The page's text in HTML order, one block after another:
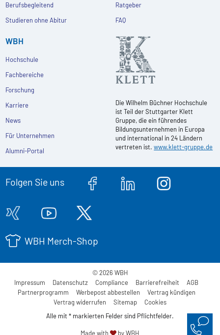
Berufsbegleitend
Studieren ohne Abitur
Ratgeber
FAQ
WBH
Hochschule
Fachbereiche
Forschung
Karriere
News
Für Unternehmen
Alumni-Portal
Die Wilhelm Büchner Hochschule
ist Teil der Stuttgarter Klett
Gruppe, die ein führendes
Bildungsunternehmen in Europa
und international in 24 Ländern
vertreten ist.www.klett-gruppe.de
Folgen Sie uns
WBH Merch-Shop
© 2026 WBH
Impressum
Datenschutz Compliance Barrierefreiheit
AGB
Partnerprogramm
Werbepost abbestellen
Vertrag kündigen
Vertrag widerrufen
Sitemap
Cookies
Alle mit * markierten Felder sind Pflichtfelder.
Made with by WBH